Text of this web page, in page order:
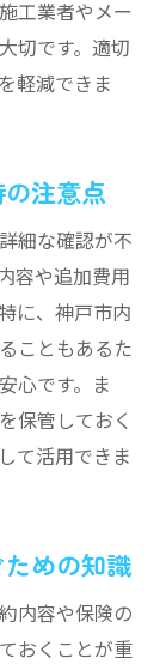
工業者やメー
切です。適切
軽減できま
注意点
細な確認が不
容や追加費用
に、神戸市内
こともあるた
心です。ま
保管しておく
て活用できま
めの知識
内容や保険の
おくことが重